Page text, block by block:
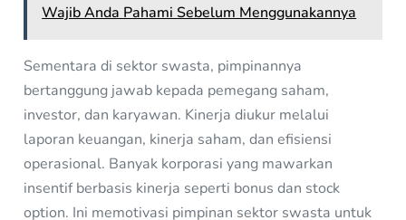
Wajib Anda Pahami Sebelum Menggunakannya
Sementara di sektor swasta, pimpinannya
bertanggung jawab kepada pemegang saham,
investor, dan karyawan. Kinerja diukur melalui
laporan keuangan, kinerja saham, dan efisiensi
operasional. Banyak korporasi yang mawarkan
insentif berbasis kinerja seperti bonus dan stock
option. Ini memotivasi pimpinan sektor swasta untuk